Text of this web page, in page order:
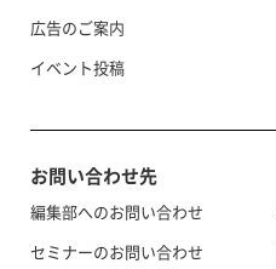
広告のご案内
イベント投稿
お問い合わせ先
編集部へのお問い合わせ
セミナーのお問い合わせ